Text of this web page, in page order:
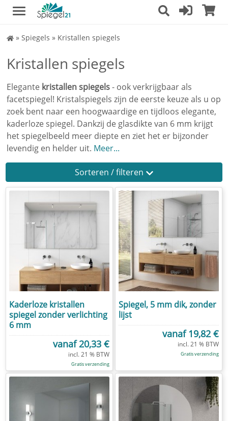
» Spiegels » Kristallen spiegels
Kristallen spiegels
Elegante kristallen spiegels- ook verkrijgbaar als
facetspiegel! Kristalspiegels zijn de eerste keuze als u op
zoek bent naar een hoogwaardige en tijdloos elegante,
kaderloze spiegel. Dankzij de glasdikte van 6 mm krijgt
het spiegelbeeld meer diepte en ziet het er bijzonder
levendig en helder uit. Meer...
Sorteren / filteren
Kaderloze kristallen
spiegel zonder verlichting
6 mm
vanaf20,33 €
Gratis verzending
Spiegel, 5 mm dik, zonder
lijst
vanaf19,82 €
Gratis verzending